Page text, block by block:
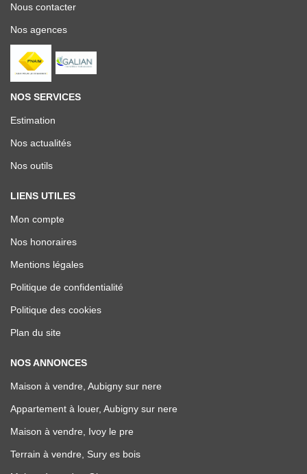
Nous contacter
Nos agences
NOS SERVICES
Estimation
Nos actualités
Nos outils
LIENS UTILES
Mon compte
Nos honoraires
Mentions légales
Politique de confidentialité
Politique des cookies
Plan du site
NOS ANNONCES
Maison à vendre, Aubigny sur nere
Appartement à louer, Aubigny sur nere
Maison à vendre, Ivoy le pre
Terrain à vendre, Sury es bois